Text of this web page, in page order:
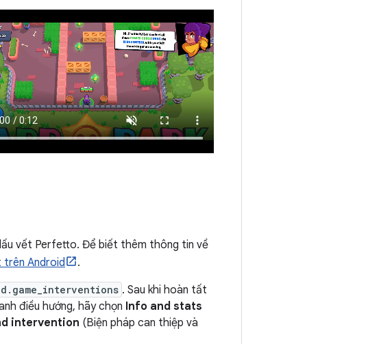
vết Perfetto. Để biết thêm thông tin về
trên Android
.
. Sau khi hoàn tất
điều hướng, hãy chọn Info and stats
intervention (Biện pháp can thiệp và